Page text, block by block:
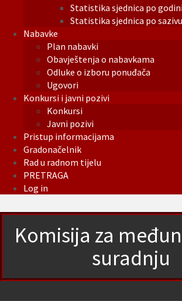
Statistika sjednica po
Statistika sjednica po sazivu
Nabavke
Plan nabavki
Obavještenja o nabavkama
Odluke o izboru ponuđača
Ugovori
Konkursi i javni pozivi
Konkursi
Javni pozivi
Pristup informacijama
Gradonačelnik
Rad u radnom tijelu
PRETRAGA
Log in
Komisija za
suradnju